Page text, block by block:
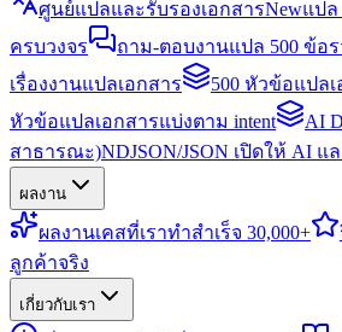
ศูนย์แปลและรับรองเอกสารNewแปล
ครบวงจร
ถาม-ตอบงานแปล 500 ข้อ
เรื่องงานแปลเอกสาร
500 หัวข้อแปล
หัวข้อแปลเอกสารแบ่งตาม intent
AI
สาธารณะ)NDJSON/JSON เปิดให้ AI
ผลงาน
ผลงานเคสที่เราทำสำเร็จ 30,000+
ลูกค้าจริง
เกี่ยวกับเรา